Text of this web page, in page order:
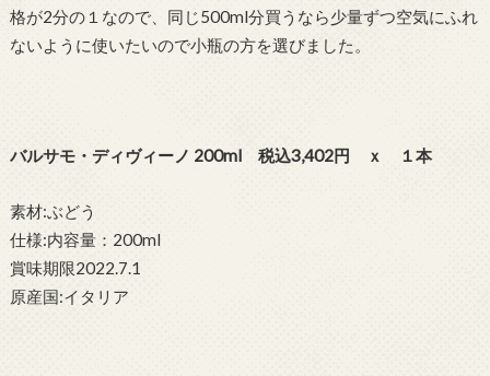
格が2分の１なので、同じ500ml分買うなら少量ずつ空気にふれ
ないように使いたいので小瓶の方を選びました。
バルサモ・ディヴィーノ 200ml 税込3,402円 ｘ １本
素材:ぶどう
仕様:内容量：200ml
賞味期限2022.7.1
原産国:イタリア